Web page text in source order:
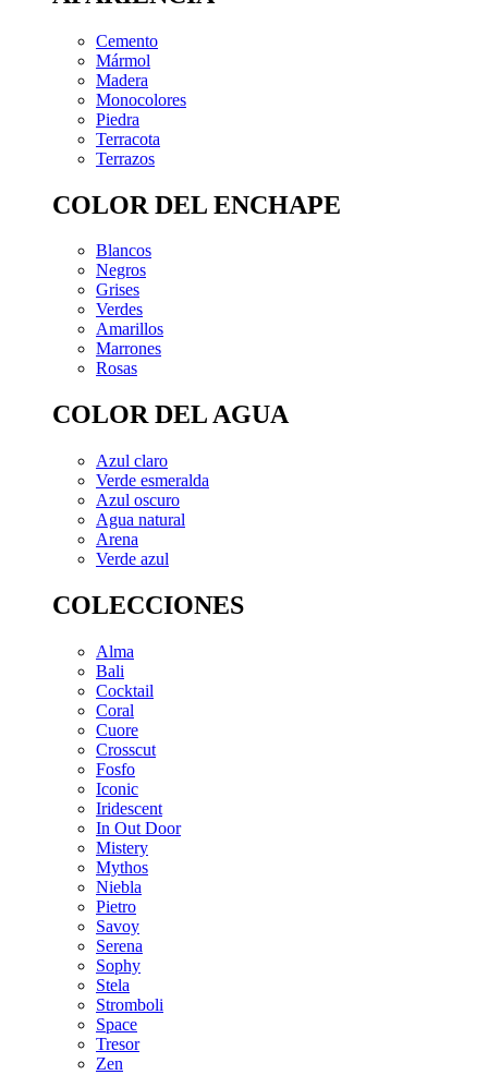
Cemento
Mármol
Madera
Monocolores
Piedra
Terracota
Terrazos
COLOR DEL ENCHAPE
Blancos
Negros
Grises
Verdes
Amarillos
Marrones
Rosas
COLOR DEL AGUA
Azul claro
Verde esmeralda
Azul oscuro
Agua natural
Arena
Verde azul
COLECCIONES
Alma
Bali
Cocktail
Coral
Cuore
Crosscut
Fosfo
Iconic
Iridescent
In Out Door
Mistery
Mythos
Niebla
Pietro
Savoy
Serena
Sophy
Stela
Stromboli
Space
Tresor
Zen